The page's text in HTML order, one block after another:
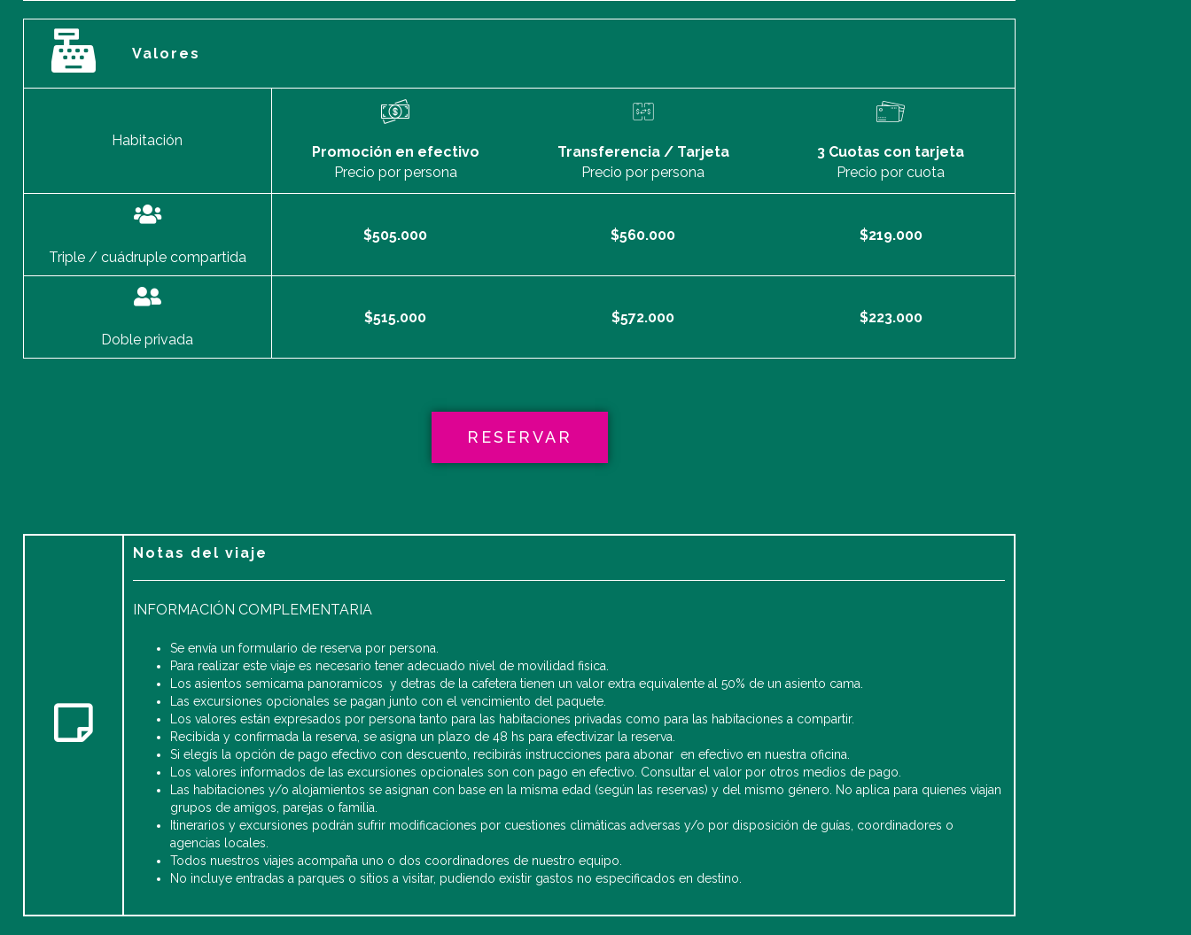
Valores
Habitación
Promoción en efectivo
Precio por persona
Transferencia / Tarjeta
Precio por persona
3 Cuotas con tarjeta
Precio por cuota
Triple / cuádruple compartida
$505.000 $560.000 $219.000
Doble privada
$515.000 $572.000 $223.000
RESERVAR
Notas del viaje
INFORMACIÓN COMPLEMENTARIA
Se envía un formulario de reserva por persona.
Para realizar este viaje es necesario tener adecuado nivel de movilidad fisica.
Los asientos semicama panoramicos y detras de la cafetera tienen un valor extra equivalente al 50% de un asiento cama.
Las excursiones opcionales se pagan junto con el vencimiento del paquete.
Los valores están expresados por persona tanto para las habitaciones privadas como para las habitaciones a compartir.
Recibida y confirmada la reserva, se asigna un plazo de 48 hs para efectivizar la reserva.
Si elegís la opción de pago efectivo con descuento, recibirás instrucciones para abonar en efectivo en nuestra oficina.
Los valores informados de las excursiones opcionales son con pago en efectivo. Consultar el valor por otros medios de pago.
Las habitaciones y/o alojamientos se asignan con base en la misma edad (según las reservas) y del mismo género. No aplica para quienes viajan
grupos de amigos, parejas o familia.
Itinerarios y excursiones podrán sufrir modificaciones por cuestiones climáticas adversas y/o por disposición de guías, coordinadores o
agencias locales.
Todos nuestros viajes acompaña uno o dos coordinadores de nuestro equipo.
No incluye entradas a parques o sitios a visitar, pudiendo existir gastos no especificados en destino.